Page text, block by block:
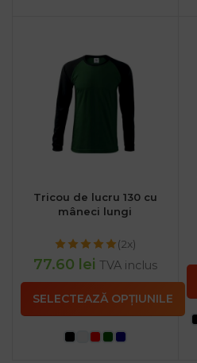
Tricou de lucru 130 cu
mâneci lungi
(2x)
77.60 lei TVA inclus
SELECTEAZĂ OPȚIUNILE